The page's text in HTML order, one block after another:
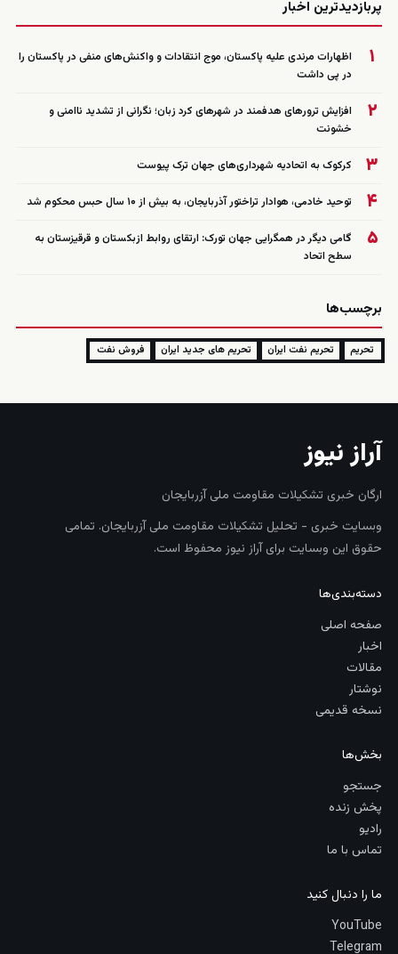
پربازدیدترین اخبار
۱
اظهارات مرندی علیه پاکستان، موج انتقادات و واکنش‌های منفی در پاکستان را
در پی داشت
۲
افزایش ترورهای هدفمند در شهرهای کرد زبان؛ نگرانی از تشدید ناامنی و
خشونت
۳ کرکوک به اتحادیه شهرداری‌های جهان ترک پیوست
۴ توحید خادمی، هوادار تراختور آذربایجان، به بیش از ۱۰ سال حبس محکوم شد
۵
گامی دیگر در همگرایی جهان تورک: ارتقای روابط ازبکستان و قرقیزستان به
سطح اتحاد
برچسب‌ها
تحریم تحریم نفت ایران تحریم های جدید ایران فروش نفت
آراز نیوز
ارگان خبری تشکیلات مقاومت ملی آزربایجان
وبسایت خبری - تحلیل تشکیلات مقاومت ملی آزربایجان. تمامی
حقوق این وبسایت برای آراز نیوز محفوظ است.
دسته‌بندی‌ها
صفحه اصلی
اخبار
مقالات
نوشتار
نسخه قدیمی
بخش‌ها
جستجو
پخش زنده
رادیو
تماس با ما
ما را دنبال کنید
YouTube
Telegram